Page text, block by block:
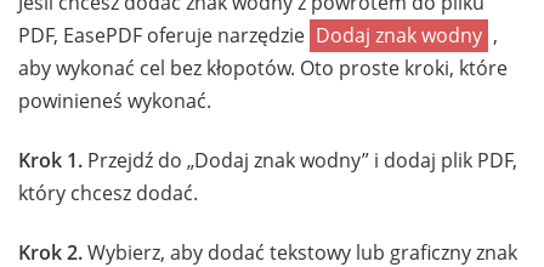
PDF, EasePDF oferuje narzędzie Dodaj znak wodny ,
aby wykonać cel bez kłopotów. Oto proste kroki, które
powinieneś wykonać.
Krok 1. Przejdź do „Dodaj znak wodny” i dodaj plik PDF,
który chcesz dodać.
Krok 2.Wybierz, aby dodać tekstowy lub graficzny znak